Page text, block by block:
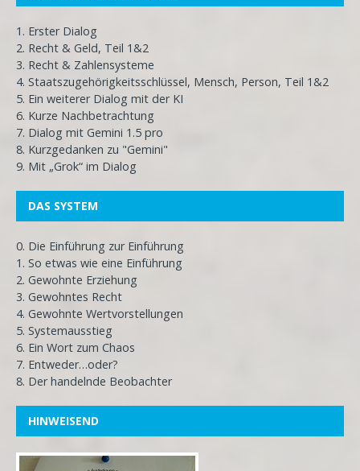
1. Erster Dialog
2. Recht & Geld, Teil 1&2
3. Recht & Zahlensysteme
4. Staatszugehörigkeitsschlüssel, Mensch, Person, Teil 1&2
5. Ein weiterer Dialog mit der KI
6. Kurze Nachbetrachtung
7. Dialog mit Gemini 1.5 pro
8. Kurzgedanken zu "Gemini"
9. Mit „Grok“ im Dialog
DAS SYSTEM
0. Die Einführung zur Einführung
1. So etwas wie eine Einführung
2. Gewohnte Erziehung
3. Gewohntes Recht
4. Gewohnte Wertvorstellungen
5. Systemausstieg
6. Ein Wort zum Chaos
7. Entweder…oder?
8. Der handelnde Beobachter
HINWEISEND